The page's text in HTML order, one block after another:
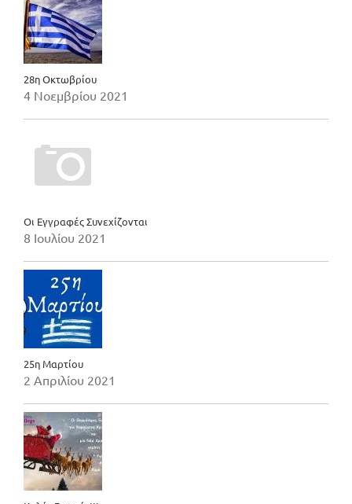
28η Οκτωβρίου
4 Νοεμβρίου 2021
Οι Εγγραφές Συνεχίζονται
8 Ιουλίου 2021
25η Μαρτίου
2 Απριλίου 2021